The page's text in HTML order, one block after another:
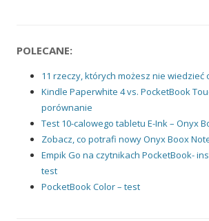
POLECANE:
11 rzeczy, których możesz nie wiedzieć
Kindle Paperwhite 4 vs. PocketBook
porównanie
Test 10-calowego tabletu E-Ink – Onyx
Zobacz, co potrafi nowy Onyx Boox
Empik Go na czytnikach PocketBook-
test
PocketBook Color – test